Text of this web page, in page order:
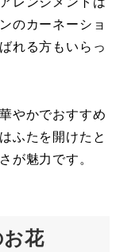
のカーネーショ
れる方もいらっ
やかでおすすめ
はふたを開けたと
が魅力です。
お花